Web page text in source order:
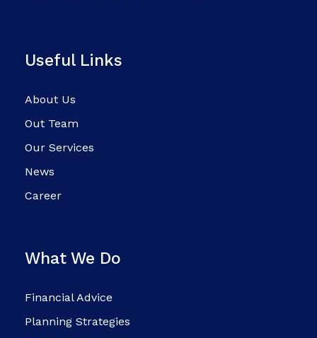
Useful Links
About Us
Out Team
Our Services
News
Career
What We Do
Financial Advice
Planning Strategies